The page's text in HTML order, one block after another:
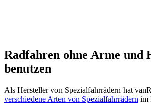
Radfahren ohne Arme und
benutzen
Als Hersteller von Spezialfahrrädern hat
verschiedene Arten von Spezialfahrrädern im